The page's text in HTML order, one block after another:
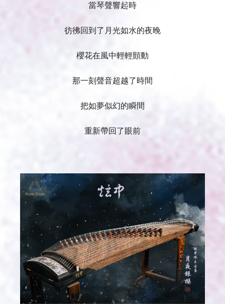
當琴聲響起時
彷彿回到了月光如水的夜晚
櫻花在風中輕輕顫動
那一刻聲音超越了時間
把如夢似幻的瞬間
重新帶回了眼前